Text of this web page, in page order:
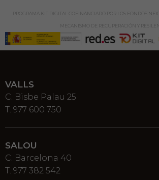
PROGRAMA KIT DIGITAL COFINANCIADO POR LOS FONDOS
MECANISMO DE RECUPERACIÓN Y
VALLS
C. Bisbe Palau 25
T. 977 600 750
SALOU
C. Barcelona 40
T. 977 382 542